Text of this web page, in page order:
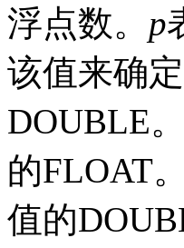
浮点数。 p
该值来确
DOUBLE
的FLOAT
值的